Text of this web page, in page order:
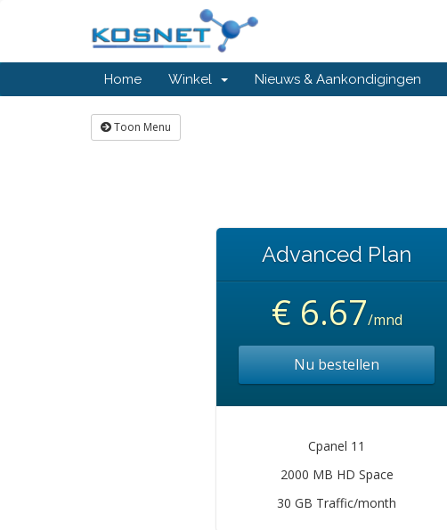
Home Winkel Nieuws & Aankondigingen
Toon Menu
Advanced Plan
€ 6.67/mnd
Nu bestellen
Cpanel 11
2000 MB HD Space
30 GB Traffic/month